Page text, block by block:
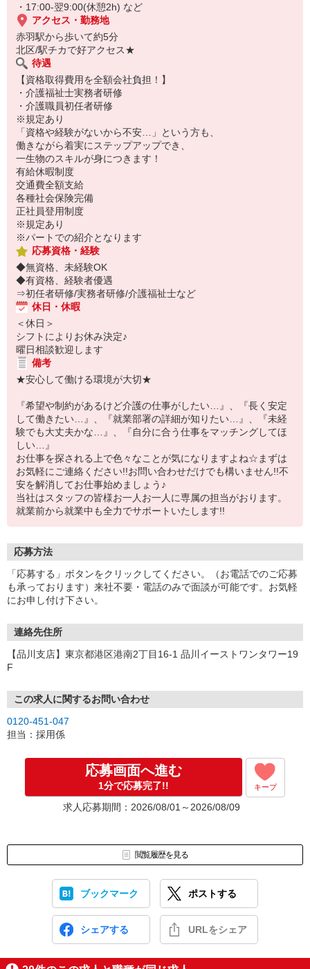
ぜひお気軽にご応募ください！
・17:00-翌9:00(休憩2h) など
アクセス・勤務地
赤羽駅から歩いて約5分
北区/駅チカで好アクセス★
待遇
【資格取得費用を全額会社負担！】
・介護福祉士実務者研修
・介護職員初任者研修
※規定あり
「資格や経験がないから不安…」という方も、
働きながら着実にステップアップでき、
一生物のスキルが身につきます！
有給休暇制度
交通費全額支給
各種社会保険完備
正社員登用制度
※規定あり
※パートでの紹介となります
応募資格・経験
◆無資格、未経験OK
◆有資格、経験者優遇
⇒初任者研修/実務者研修/介護福祉士など
休日・休暇
＜休日＞
シフトによりお休み決定♪
曜日相談歓迎します
備考
★安心して働ける環境が大切★
『希望や制約があるけど介護の仕事がしたい…』、『長く安定
して働きたい…』、『就業部署の詳細が知りたい…』、『未経
験でも大丈夫かな…』、『自分に合う仕事をマッチングしてほ
しい…』
お仕事を探される上で色々なことが気になりますよね☆まずは
お気軽にご連絡ください!!お問い合わせだけでも構いません!!不
安を解消してお仕事始めましょう♪
当社はスタッフの皆様お一人お一人に専属の担当がおります。
就業前から就業中も全力でサポートいたします!!
応募方法
「応募する」ボタンをクリックしてください。（お電話でのご応募
も承っております）来社不要・電話のみで面談が可能です。お気軽
にお申し付け下さい。
連絡先住所
【品川支店】東京都港区港南2丁目16-1 品川イーストワンタワー19
F
この求人に関するお問い合わせ
0120-451-047
担当：採用係
応募画面へ進む
1分で応募完了!! キープ
求人応募期間：2026/08/01～2026/08/09
閲覧履歴を見る
ブックマーク ポストする
シェアする URLをシェア